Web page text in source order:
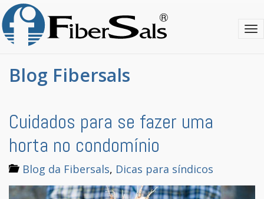
k
i
T
Blog Fibersals
Cuidados para se fazer uma
horta no condomínio
Blog da Fibersals, Dicas para síndicos